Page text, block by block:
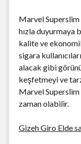
Marvel Superslim
hızla duyurmaya
kalite ve
sigara
alacak gibi
keşfetmeyi ve
Marvel
zaman olabilir.
Gizeh Giro Elde